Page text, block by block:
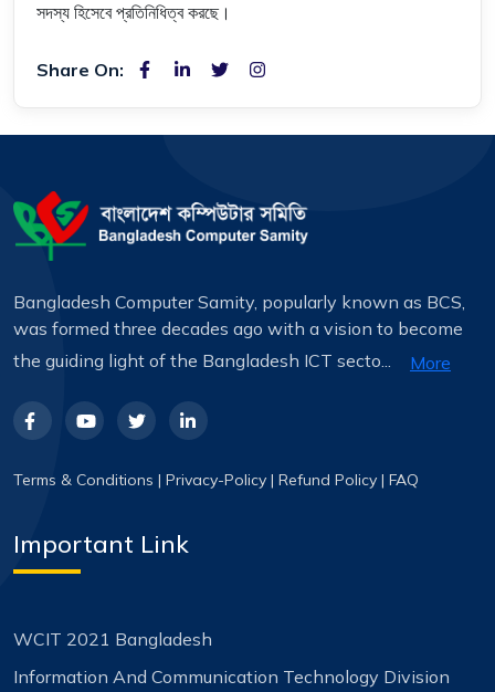
সদস্য হিসেবে প্রতিনিধিত্ব করছে।
Share On:
Bangladesh Computer Samity, popularly known as BCS,
was formed three decades ago with a vision to become
the guiding light of the Bangladesh ICT secto...
More
Terms & Conditions | Privacy-Policy | Refund Policy | FAQ
Important Link
WCIT 2021 Bangladesh
Information And Communication Technology Division